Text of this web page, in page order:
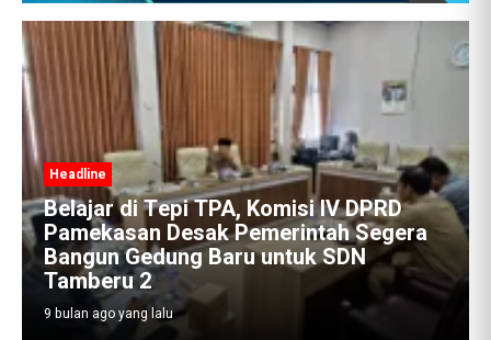
Headline
Belajar di Tepi TPA, Komisi IV DPRD
Pamekasan Desak Pemerintah Segera
Bangun Gedung Baru untuk SDN
Tamberu 2
9 bulan ago yang lalu